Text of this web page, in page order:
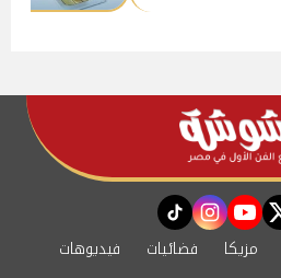
twitter
youtube
instagram
tiktok
مزيكا فضائيات
فيديوهات